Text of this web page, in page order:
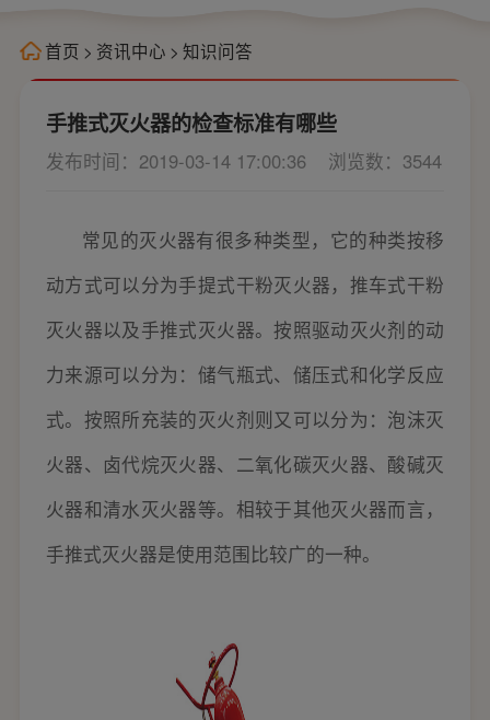
首页 > 资讯中心 > 知识问答
手推式灭火器的检查标准有哪些
发布时间：2019-03-14 17:00:36 浏览数：3544
常见的灭火器有很多种类型，它的种类按移
动方式可以分为手提式干粉灭火器，推车式干粉
灭火器以及手推式灭火器。按照驱动灭火剂的动
力来源可以分为：储气瓶式、储压式和化学反应
式。按照所充装的灭火剂则又可以分为：泡沫灭
火器、卤代烷灭火器、二氧化碳灭火器、酸碱灭
火器和清水灭火器等。相较于其他灭火器而言，
手推式灭火器是使用范围比较广的一种。